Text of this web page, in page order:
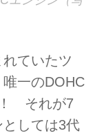
ていたツ
一のDOHC
！ それが7
しては3代